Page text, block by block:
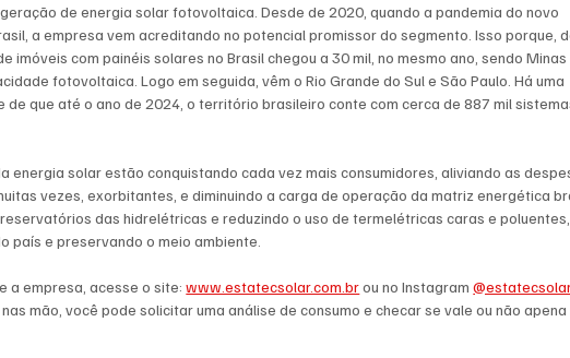
de energia solar fotovoltaica. Desde de 2020, quando a pandemia do novo
a empresa vem acreditando no potencial promissor do segmento. Isso porque,
imóveis com painéis solares no Brasil chegou a 30 mil, no mesmo ano, sendo
fotovoltaica. Logo em seguida, vêm o Rio Grande do Sul e São Paulo. Há uma
que até o ano de 2024, o território brasileiro conte com cerca de 887 mil
energia solar estão conquistando cada vez mais consumidores, aliviando as
vezes, exorbitantes, e diminuindo a carga de operação da matriz energética
das hidrelétricas e reduzindo o uso de termelétricas caras e poluentes,
país e preservando o meio ambiente.
a empresa, acesse o site: www.estatecsolar.com.br ou no Instagram
mão, você pode solicitar uma análise de consumo e checar se vale ou não